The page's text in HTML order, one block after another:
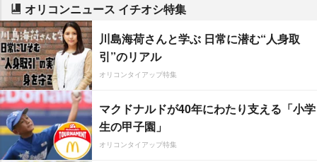
オリコンニュース イチオシ特集
川島海荷さんと学ぶ 日常に潜む“人身取
引”のリアル
オリコンタイアップ特集
マクドナルドが40年にわたり支える「小学
生の甲子園」
オリコンタイアップ特集